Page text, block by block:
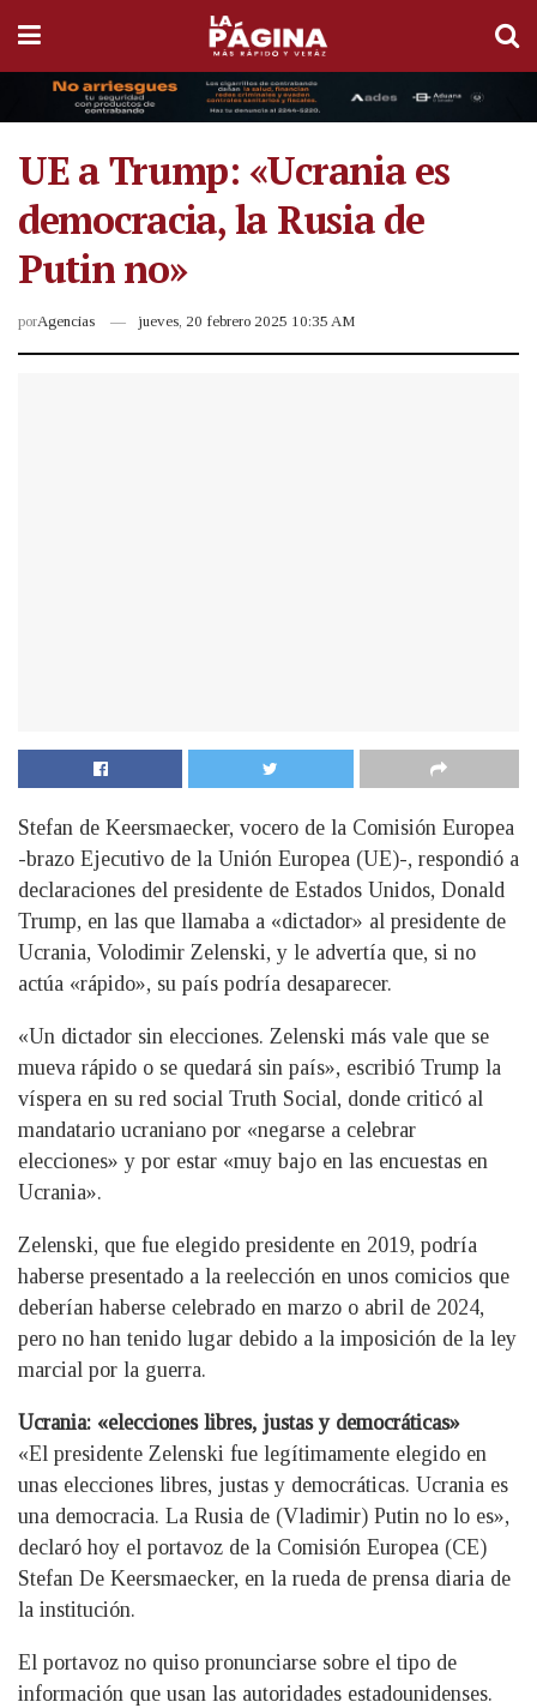
UE a Trump: «Ucrania es
democracia, la Rusia de
Putin no»
porAgencias jueves, 20 febrero 2025 10:35 AM
Stefan de Keersmaecker, vocero de la Comisión Europea
-brazo Ejecutivo de la Unión Europea (UE)-, respondió a
declaraciones del presidente de Estados Unidos, Donald
Trump, en las que llamaba a «dictador» al presidente de
Ucrania, Volodimir Zelenski, y le advertía que, si no
actúa «rápido», su país podría desaparecer.
«Un dictador sin elecciones. Zelenski más vale que se
mueva rápido o se quedará sin país», escribió Trump la
víspera en su red social Truth Social, donde criticó al
mandatario ucraniano por «negarse a celebrar
elecciones» y por estar «muy bajo en las encuestas en
Ucrania».
Zelenski, que fue elegido presidente en 2019, podría
haberse presentado a la reelección en unos comicios que
deberían haberse celebrado en marzo o abril de 2024,
pero no han tenido lugar debido a la imposición de la ley
marcial por la guerra.
Ucrania: «elecciones libres, justas y democráticas»
«El presidente Zelenski fue legítimamente elegido en
unas elecciones libres, justas y democráticas. Ucrania es
una democracia. La Rusia de (Vladimir) Putin no lo es»,
declaró hoy el portavoz de la Comisión Europea (CE)
Stefan De Keersmaecker, en la rueda de prensa diaria de
la institución.
El portavoz no quiso pronunciarse sobre el tipo de
información que usan las autoridades estadounidenses.